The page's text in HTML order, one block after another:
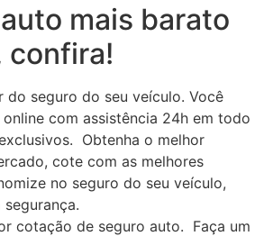
mais barato
confira!
do seguro do seu veículo. Você
com assistência 24h em todo
Obtenha o melhor
cote com as melhores
no seguro do seu veículo,
cotação de seguro auto. Faça um